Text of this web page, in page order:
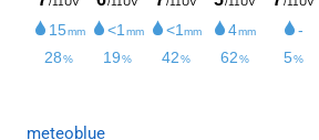
meteoblue